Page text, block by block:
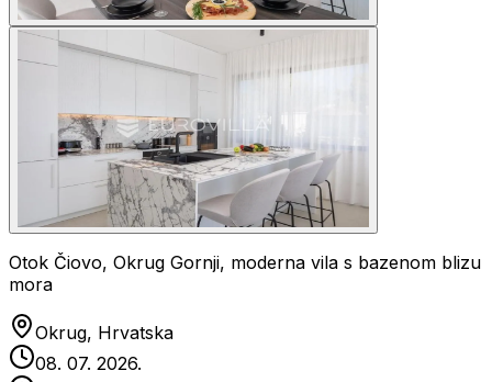
Otok Čiovo, Okrug Gornji, moderna vila s bazenom blizu
mora
Okrug, Hrvatska
08. 07. 2026.